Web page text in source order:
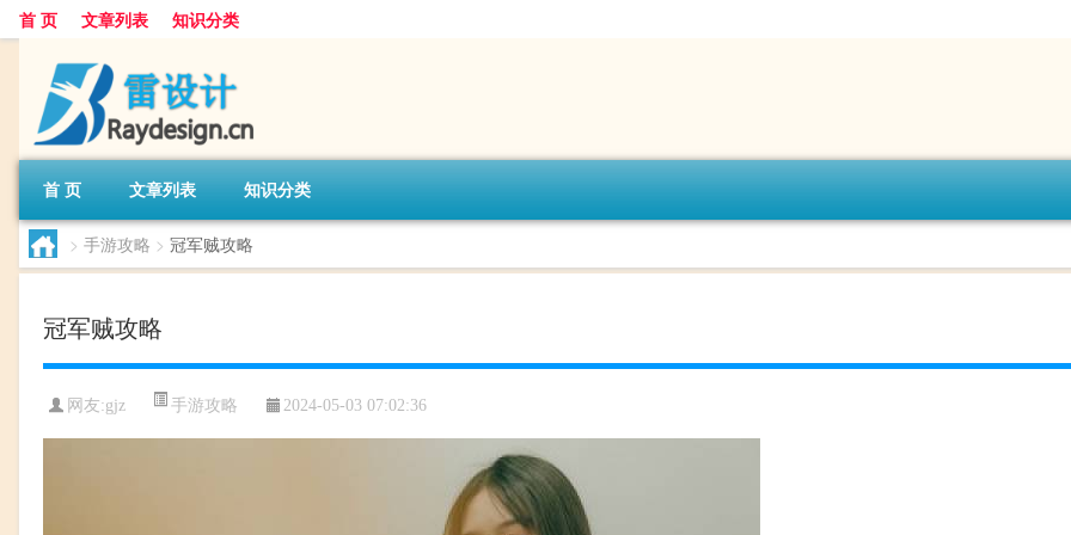
首 页 文章列表 知识分类
首 页 文章列表 知识分类
> 手游攻略 > 冠军贼攻略
冠军贼攻略
网友:gjz 手游攻略 2024-05-03 07:02:36